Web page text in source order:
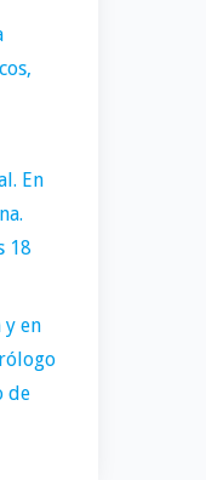
En
18
y en
de